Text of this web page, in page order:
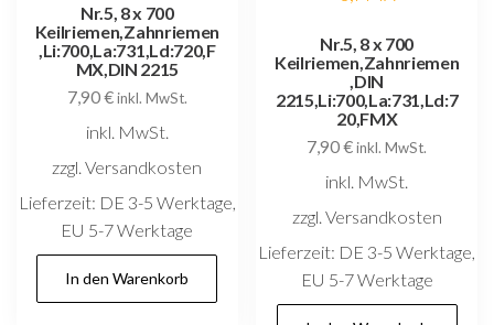
Nr.5, 8 x 700
Keilriemen,Zahnriemen
,Li:700,La:731,Ld:720,F
MX,DIN 2215
7,90€inkl. MwSt.
inkl. MwSt.
zzgl. Versandkosten
Lieferzeit: DE 3-5 Werktage,
EU 5-7 Werktage
In den Warenkorb
Nr.5, 8 x 700
Keilriemen,Zahnriemen
,DIN
2215,Li:700,La:731,Ld:7
20,FMX
7,90€inkl. MwSt.
inkl. MwSt.
zzgl. Versandkosten
Lieferzeit: DE 3-5 Werktage,
EU 5-7 Werktage